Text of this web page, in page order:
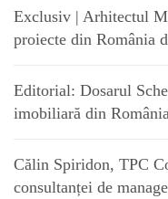
Exclusiv | Arhitectul
proiecte din România
Editorial: Dosarul
imobiliară din România
Călin Spiridon, TPC
consultanței de